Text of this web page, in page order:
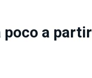
poco a partir